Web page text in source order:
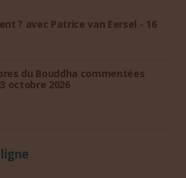
? avec Patrice van Eersel - 16
du Bouddha commentées
octobre 2026